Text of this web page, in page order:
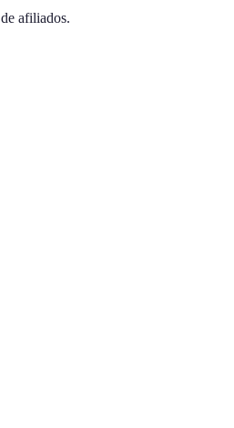
afiliados.